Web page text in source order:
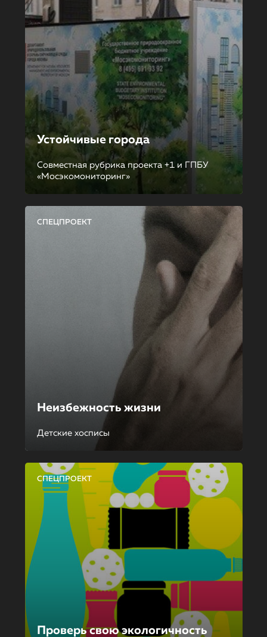
Устойчивые города
Совместная рубрика проекта +1 и ГПБУ
«Мосэкомониторинг»
СПЕЦПРОЕКТ
Неизбежность жизни
Детские хосписы
СПЕЦПРОЕКТ
Проверь свою экологичность